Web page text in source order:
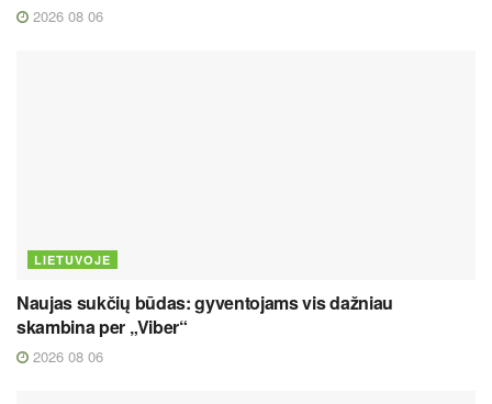
2026 08 06
LIETUVOJE
Naujas sukčių būdas: gyventojams vis dažniau
skambina per „Viber“
2026 08 06